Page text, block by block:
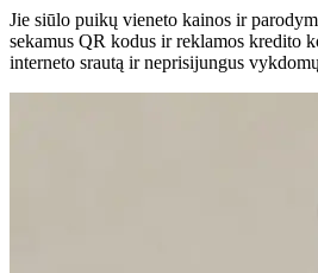
Jie siūlo puikų vieneto kainos ir
sekamus QR kodus ir reklamos kredito
interneto srautą ir neprisijungus